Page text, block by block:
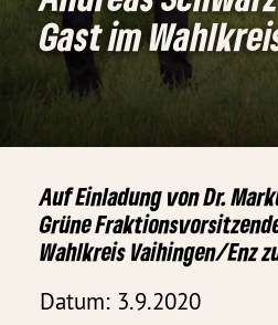
Gast im
Auf Einladung von Dr.
Grüne
Wahlkreis Vaihingen/Enz
Datum: 3.9.2020